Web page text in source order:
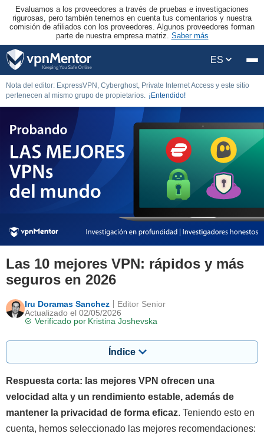
Evaluamos a los proveedores a través de pruebas e investigaciones
rigurosas, pero también tenemos en cuenta tus comentarios y nuestra
comisión de afiliados con los proveedores. Algunos proveedores forman
parte de nuestra empresa matriz. Saber más
ES
Nota del editor: ExpressVPN, Cyberghost, Private Internet Access y este sitio
pertenecen al mismo grupo de propietarios. ¡Entendido!
Las 10 mejores VPN: rápidos y más
seguros en 2026
Iru Doramas Sanchez
Actualizado el 02/05/2026
Verificado por Kristina Joshevska
Editor Senior
Índice
Respuesta corta: las mejores VPN ofrecen una
velocidad alta y un rendimiento estable, además de
mantener la privacidad de forma eficaz. Teniendo esto en
cuenta, hemos seleccionado las mejores recomendaciones: